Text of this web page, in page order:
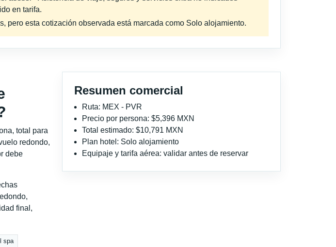
en tarifa.
pero esta cotización observada está marcada como Solo alojamiento.
total para
redondo,
debe
final,
spa
Resumen comercial
Ruta: MEX - PVR
Precio por persona: $5,396 MXN
Total estimado: $10,791 MXN
Plan hotel: Solo alojamiento
Equipaje y tarifa aérea: validar antes de reservar